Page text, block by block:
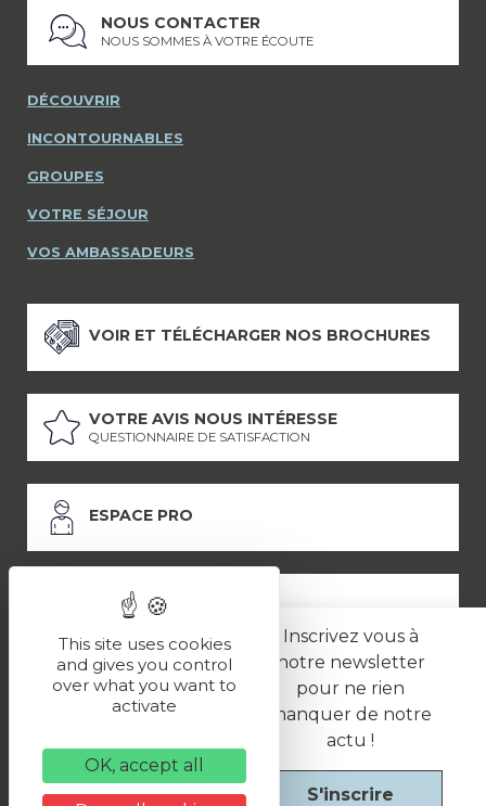
Inscrivez vous à
notre newsletter
pour ne rien
manquer de notre
actu !
S'inscrire
NOUS CONTACTER
NOUS SOMMES À VOTRE ÉCOUTE
DÉCOUVRIR
INCONTOURNABLES
GROUPES
VOTRE SÉJOUR
VOS AMBASSADEURS
VOIR ET TÉLÉCHARGER NOS BROCHURES
VOTRE AVIS NOUS INTÉRESSE
QUESTIONNAIRE DE SATISFACTION
ESPACE PRO
ESPACE PRESSE
LES PARTENAIRES
Politique de confidentialité
Une réalisation
This site uses cookies
and gives you control
over what you want to
activate
OK, accept all